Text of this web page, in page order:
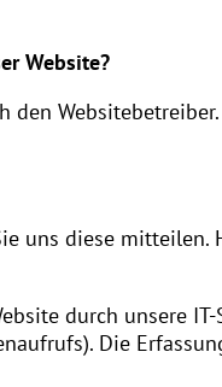
Website?
uns diese
durch unsere
Die